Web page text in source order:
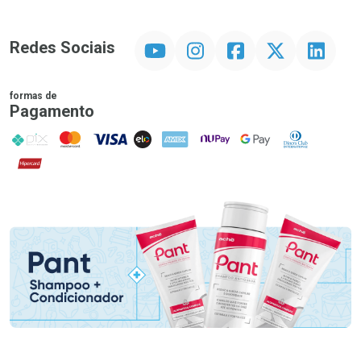
Redes Sociais InstagramFacebookTwitter Linkedin
formas de
Pagamento
PIX MasterCard
VISA ELO AMEX NuPay Google PayDiners Club
Hipercard
Promoção em Destaque